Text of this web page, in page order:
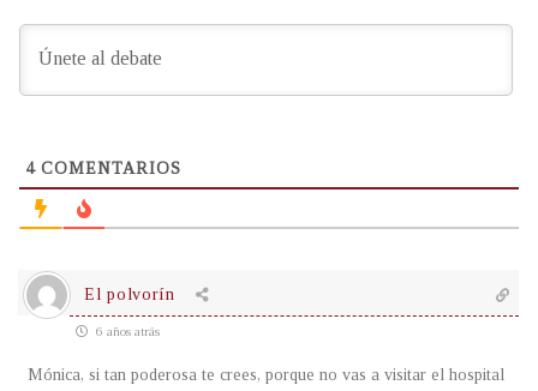
4COMENTARIOS
El polvorín
6 años atrás
Mónica, si tan poderosa te crees, porque no vas a visitar el hospital